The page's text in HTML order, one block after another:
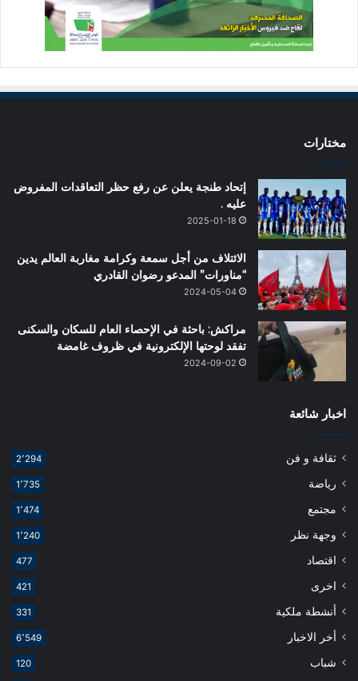
مختارات
إتحاد طنجة يعلن عن رفع حظر التعاقدات المفروض
عليه .
2025-01-18
الائتلاف من أجل سمعة وكرامة مغاربة العالم يدين
“مناورات” المدعو رضوان القادري
2024-05-04
مراكش: باحثة في الإحصاء العام للسكان والسكنى
تفقد لوحتها الإلكترونية في ظروف غامضة
2024-09-02
اخبار شائعة
ثقافة و فن 2٬294
رياضة 1٬735
مجتمع 1٬474
وجهة نظر 1٬240
اقتصاد 477
اخرى 421
أنشطة ملكية 331
أخر الاخبار 6٬549
شباب 120